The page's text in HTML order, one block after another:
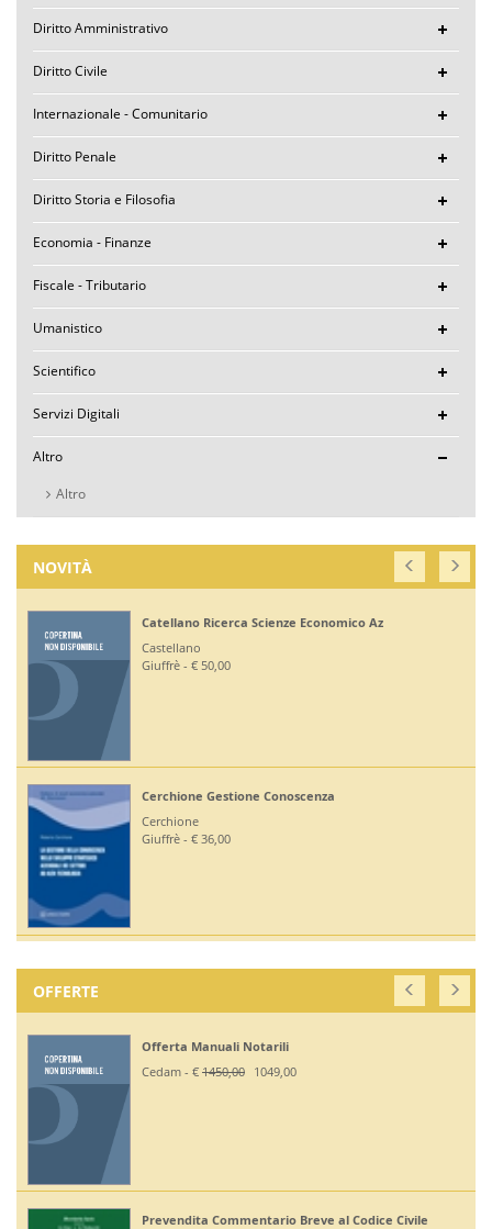
Diritto Amministrativo
Diritto Civile
Internazionale - Comunitario
Diritto Penale
Diritto Storia e Filosofia
Economia - Finanze
Fiscale - Tributario
Umanistico
Scientifico
Servizi Digitali
Altro
Altro
NOVITÀ
Catellano Ricerca Scienze Economico Az
Castellano
Giuffrè - € 50,00
Cerchione Gestione Conoscenza
Cerchione
Giuffrè - € 36,00
OFFERTE
Offerta Manuali Notarili
Cedam - € 1450,00 1049,00
Prevendita Commentario Breve al Codice Civile